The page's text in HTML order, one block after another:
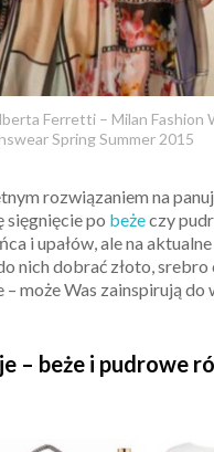
Ferretti – Milan Fashion
Spring Summer 2015
rozwiązaniem na
sięgnięcie po beżeczy
i upałów, ale na
nich dobrać złoto, srebro
może Was zainspirują do
– beże i pudrowe